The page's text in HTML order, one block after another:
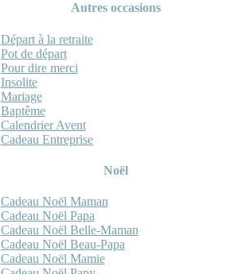
Autres occasions
Départ à la retraite
Pot de départ
Pour dire merci
Insolite
Mariage
Baptême
Calendrier Avent
Cadeau Entreprise
Noël
Cadeau Noël Maman
Cadeau Noël Papa
Cadeau Noël Belle-Maman
Cadeau Noël Beau-Papa
Cadeau Noël Mamie